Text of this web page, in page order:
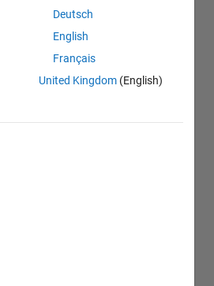
Deutsch
English
Français
United Kingdom (English)